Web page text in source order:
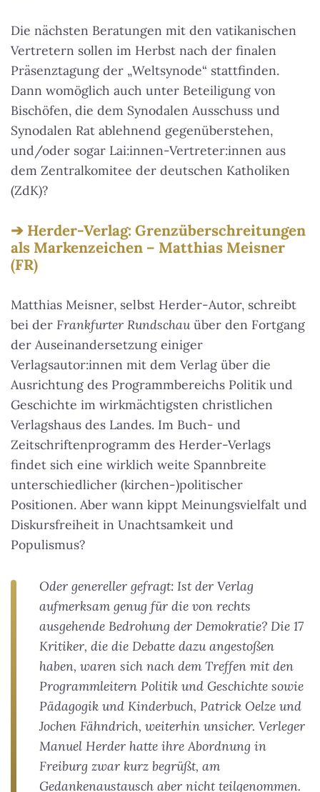
Die nächsten Beratungen mit den vatikanischen
Vertretern sollen im Herbst nach der finalen
Präsenztagung der „Weltsynode“ stattfinden.
Dann womöglich auch unter Beteiligung von
Bischöfen, die dem Synodalen Ausschuss und
Synodalen Rat ablehnend gegenüberstehen,
und/oder sogar Lai:innen-Vertreter:innen aus
dem Zentralkomitee der deutschen Katholiken
(ZdK)?
Herder-Verlag: Grenzüberschreitungen
als Markenzeichen – Matthias Meisner
(FR)
Matthias Meisner, selbst Herder-Autor, schreibt
bei der Frankfurter Rundschau über den Fortgang
der Auseinandersetzung einiger
Verlagsautor:innen mit dem Verlag über die
Ausrichtung des Programmbereichs Politik und
Geschichte im wirkmächtigsten christlichen
Verlagshaus des Landes. Im Buch- und
Zeitschriftenprogramm des Herder-Verlags
findet sich eine wirklich weite Spannbreite
unterschiedlicher (kirchen-)politischer
Positionen. Aber wann kippt Meinungsvielfalt und
Diskursfreiheit in Unachtsamkeit und
Populismus?
Oder genereller gefragt: Ist der Verlag
aufmerksam genug für die von rechts
ausgehende Bedrohung der Demokratie? Die 17
Kritiker, die die Debatte dazu angestoßen
haben, waren sich nach dem Treffen mit den
Programmleitern Politik und Geschichte sowie
Pädagogik und Kinderbuch, Patrick Oelze und
Jochen Fähndrich, weiterhin unsicher. Verleger
Manuel Herder hatte ihre Abordnung in
Freiburg zwar kurz begrüßt, am
Gedankenaustausch aber nicht teilgenommen.